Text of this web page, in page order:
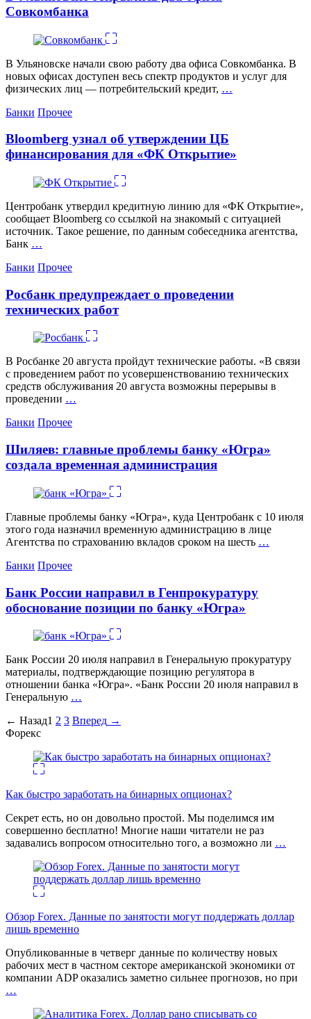
Совкомбанка
В Ульяновске начали свою работу два офиса Совкомбанка. В
новых офисах доступен весь спектр продуктов и услуг для
физических лиц — потребительский кредит, …
Категории
Банки Прочее
Bloomberg узнал об утверждении ЦБ
финансирования для «ФК Открытие»
Центробанк утвердил кредитную линию для «ФК Открытие»,
сообщает Bloomberg со ссылкой на знакомый с ситуацией
источник. Такое решение, по данным собеседника агентства,
Банк …
Категории
Банки Прочее
Росбанк предупреждает о проведении
технических работ
В Росбанке 20 августа пройдут технические работы. «В связи
с проведением работ по усовершенствованию технических
средств обслуживания 20 августа возможны перерывы в
проведении …
Категории
Банки Прочее
Шиляев: главные проблемы банку «Югра»
создала временная администрация
Главные проблемы банку «Югра», куда Центробанк с 10 июля
этого года назначил временную администрацию в лице
Агентства по страхованию вкладов сроком на шесть …
Категории
Банки Прочее
Банк России направил в Генпрокуратуру
обоснование позиции по банку «Югра»
Банк России 20 июля направил в Генеральную прокуратуру
материалы, подтверждающие позицию регулятора в
отношении банка «Югра». «Банк России 20 июля направил в
Генеральную …
Пагинация
записей
← Назад1 2 3 Вперед →
Форекс
Как быстро заработать на бинарных опционах?
Секрет есть, но он довольно простой. Мы поделимся им
совершенно бесплатно! Многие наши читатели не раз
задавались вопросом относительно того, а возможно ли …
Обзор Forex. Данные по занятости могут поддержать доллар
лишь временно
Опубликованные в четверг данные по количеству новых
рабочих мест в частном секторе американской экономики от
компании ADP оказались заметно сильнее прогнозов, но при
…